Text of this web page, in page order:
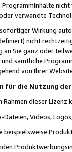
verwandte
Wirkung
nicht
Sie ganz oder
sämtliche
von Ihrer
für die Nutzung der
Rahmen dieser
Dateien, Videos,
beispielsweise